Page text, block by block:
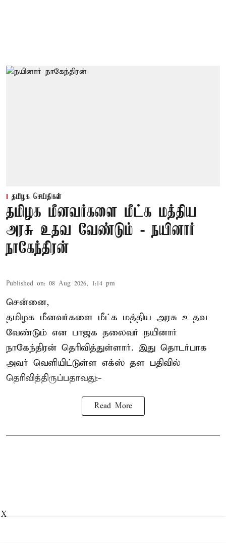
தமிழக செய்திகள்
தமிழக மீனவர்களை மீட்க மத்திய
அரசு உதவ வேண்டும் - நயினார்
நாகேந்திரன்
Published on: 08 Aug 2026, 1:14 pm
சென்னை,
தமிழக மீனவர்களை மீட்க மத்திய அரசு உதவ
வேண்டும் என பாஜக தலைவர் நயினார்
நாகேந்திரன் தெரிவித்துள்ளார். இது தொடர்பாக
அவர் வெளியிட்டுள்ள எக்ஸ் தள பதிவில்
தெரிவித்திருப்பதாவது:-
Read More
X